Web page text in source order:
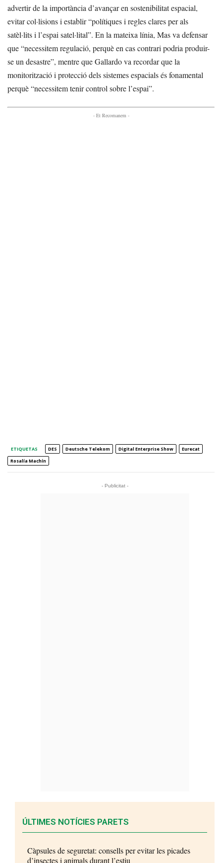
advertir de la importància d’avançar en sostenibilitat espacial,
evitar col·lisions i establir “polítiques i regles clares per als
satèl·lits i l’espai satel·lital”. En la mateixa línia, Mas va defensar
que “necessitem regulació, perquè en cas contrari podria produir-
se un desastre”, mentre que Gallardo va recordar que la
monitorització i protecció dels sistemes espacials és fonamental
perquè “necessitem tenir control sobre l’espai”.
- Et Recomanem -
ETIQUETAS DES Deutsche Telekom Digital Enterprise Show
Eurecat
Rosalía Machín
- Publicitat -
ÚLTIMES NOTÍCIES PARETS
Càpsules de seguretat: consells per evitar les picades
d’insectes i animals durant l’estiu